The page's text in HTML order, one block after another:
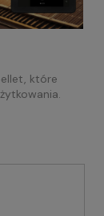
które